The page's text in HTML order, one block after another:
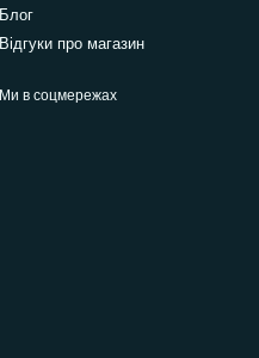
Блог
Відгуки про магазин
Ми в соцмережах